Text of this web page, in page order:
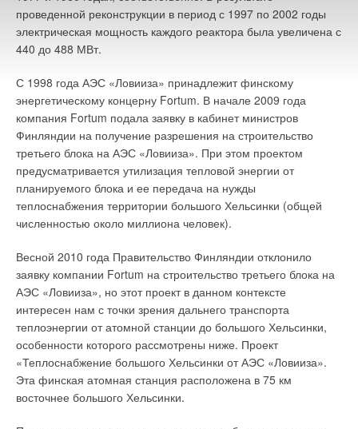
проведенной реконструкции в период с 1997 по 2002 годы
электрическая мощность каждого реактора была увеличена с
440 до 488 МВт.
С 1998 года АЭС «Ловииза» принадлежит финскому
энергетическому концерну Fortum. В начале 2009 года
компания Fortum подала заявку в кабинет министров
Финляндии на получение разрешения на строительство
третьего блока на АЭС «Ловииза». При этом проектом
предусматривается утилизация тепловой энергии от
планируемого блока и ее передача на нужды
теплоснабжения территории большого Хельсинки (общей
численностью около миллиона человек).
Весной 2010 года Правительство Финляндии отклонило
заявку компании Fortum на строительство третьего блока на
АЭС «Ловииза», но этот проект в данном контексте
интересен нам с точки зрения дальнего транспорта
теплоэнергии от атомной станции до большого Хельсинки,
особенности которого рассмотрены ниже. Проект
«Теплоснабжение большого Хельсинки от АЭС «Ловииза».
Эта финская атомная станция расположена в 75 км
восточнее большого Хельсинки.